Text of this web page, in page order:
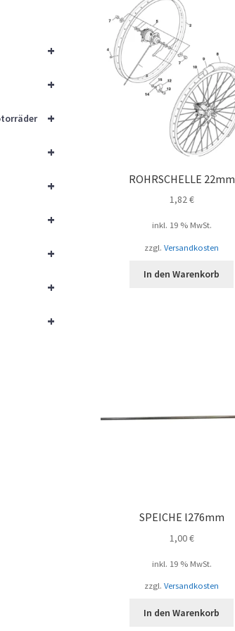
ROHRSCHELLE 22mm
1,82€
inkl. 19 % MwSt.
zzgl.Versandkosten
In den Warenkorb
SPEICHE l276mm
1,00€
inkl. 19 % MwSt.
zzgl.Versandkosten
In den Warenkorb
+
+
+
+
+
+
+
+
+